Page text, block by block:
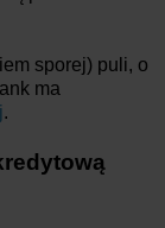
sporej) puli, o
ma
.